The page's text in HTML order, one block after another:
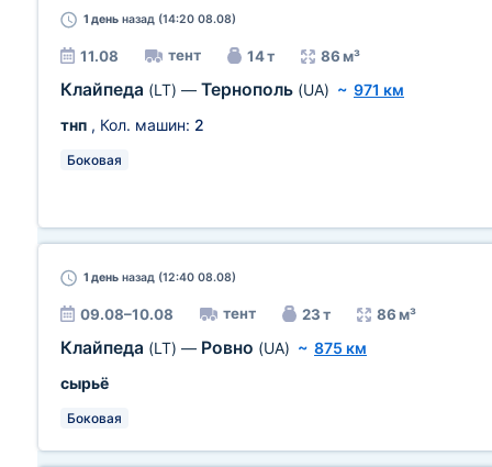
1 день назад (14:20 08.08)
11.08 тент 14 т 86 м³
Клайпеда (LT) — Тернополь (UA) ~ 971 км
тнп , Кол. машин: 2
Боковая
1 день назад (12:40 08.08)
09.08–10.08 тент 23 т 86 м³
Клайпеда (LT) — Ровно (UA) ~ 875 км
сырьё
Боковая